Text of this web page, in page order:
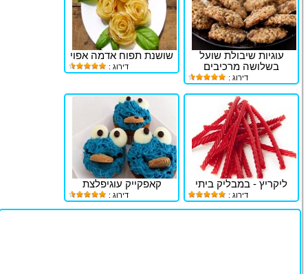
עוגיות שיבולת שועל
בשלושה מרכיבים
דירוג :
שושנת תפוח אדמה אפוי
דירוג :
ליקריץ - במבליק ביתי
דירוג :
קאפקייק עוגיפלצת
דירוג :